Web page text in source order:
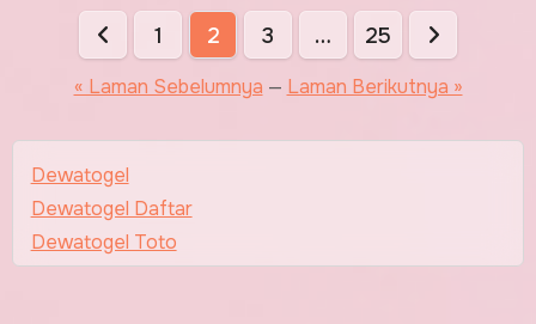
Paginasi
pos
1 2 3 … 25
« Laman Sebelumnya — Laman Berikutnya »
Dewatogel
Dewatogel Daftar
Dewatogel Toto